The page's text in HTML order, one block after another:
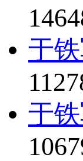
于
于